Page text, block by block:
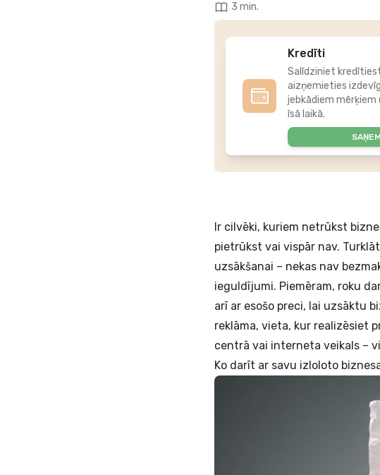
3 min.
Kredīti
Salīdziniet
aizņemieties
jebkādiem mērķiem
īsā laikā.
Ir cilvēki, kuriem netrūkst
pietrūkst vai vispār nav.
uzsākšanai – nekas nav
ieguldījumi. Piemēram, roku
arī ar esošo preci, lai uzsāktu
reklāma, vieta, kur realizēsiet
centrā vai interneta veikals –
Ko darīt ar savu izloloto